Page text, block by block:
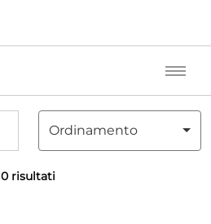
Ordinamento
0 risultati